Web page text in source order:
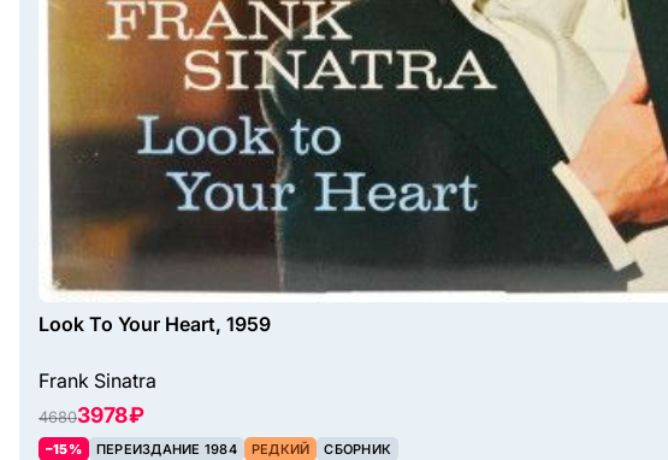
Look To Your Heart, 1959
Frank Sinatra
46803978 ₽
–15% ПЕРЕИЗДАНИЕ 1984 РЕДКИЙ СБОРНИК